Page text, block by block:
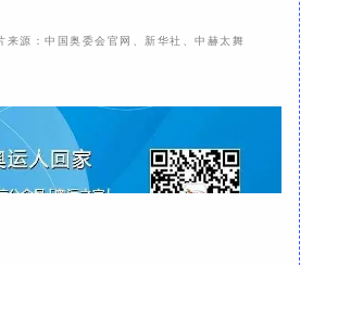
来源：中国奥委会官网、新华社、中赫太舞